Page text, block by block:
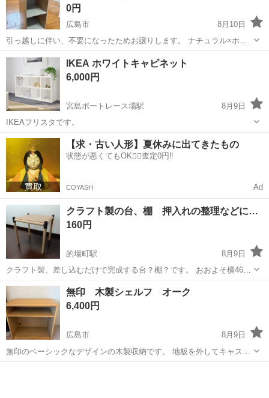
0円
広島市
8月10日
引っ越しに伴い、不要になったためお譲りします。 ナチュラル×ホワ
イトのシンプルな3段収納棚です。 本や小物、日用品などの収納に使
いやすいサイズです。 高さ約55cm 奥行き約30cm 横幅約25cm 使用に
伴う多少の傷・...
広島 広島市
IKEA ホワイトキャビネット
6,000円
宮島ボートレース場駅
8月9日
IKEAフリスタです。
広島 廿日市市 宮島ボートレース場駅 収納家具
【求・古い人形】夏休みに出てきたもの
状態が悪くてもOK🙆‍♀️査定0円‼️
COYASH Ad
クラフト製の台、棚 押入れの整理などに…
160円
的場町駅
8月9日
クラフト製、差し込むだけで完成する台？棚？です。 おおよそ横46✕
奥行37.5✕高さ44.5センチです。 中古品につき、ご理解の上、よろし
くお願いいたします。
広島 広島市 的場町駅
無印 木製シェルフ オーク
6,400円
広島市
8月9日
無印のベーシックなデザインの木製収納です。 地板を外してキャスタ
ー付きの収納を入れることができます。 使わない地板は、背板側に収